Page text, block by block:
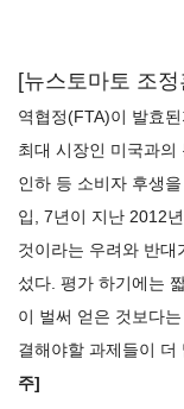
[뉴스토마토 조정
역협정(FTA)이 발효
최대 시장인 미국과
인하 등 소비자 후생
입, 7년이 지난 2012
것이라는 우려와 반
섰다. 평가 하기에는
이 벌써 얻은 것보다
결해야할 과제들이 더
주]